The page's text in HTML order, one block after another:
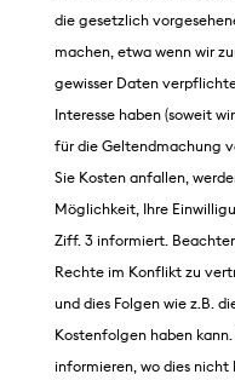
die gesetzlich
machen, etwa wenn wir
gewisser Daten
Interesse haben (soweit
für die Geltendmachung
Sie Kosten anfallen,
Möglichkeit, Ihre
Ziff. 3 informiert.
Rechte im Konflikt zu
und dies Folgen wie z.B.
Kostenfolgen haben
informieren, wo dies